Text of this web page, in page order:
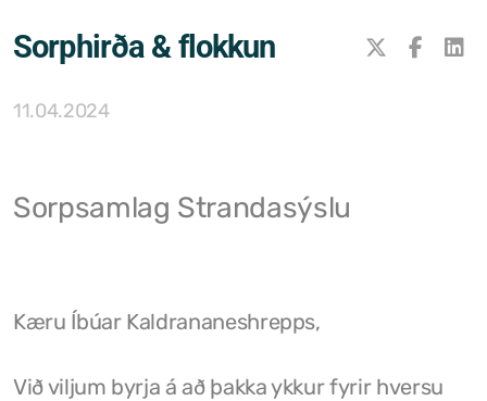
Sorphirða & flokkun
11.04.2024
Sorpsamlag Strandasýslu
Kæru Íbúar Kaldrananeshrepps,
Við viljum byrja á að þakka ykkur fyrir hversu
Stefnur og áætlanir
Skipulag og framkvæmdir
Slökkvilið Drangsness
Sorpsamlag Strandasýslu